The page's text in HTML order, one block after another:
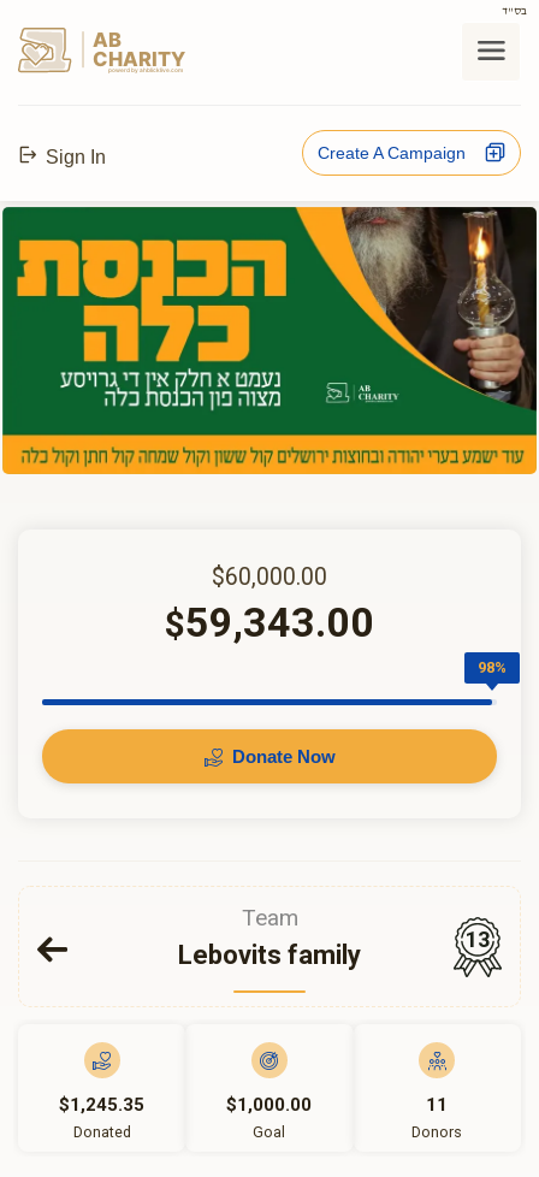
בס"ד
AB
CHARITY
powerd by ahblicklive.com
Sign In Create A Campaign
$60,000.00
$59,343.00
98%
Donate Now
Team
Lebovits family
13
$1,245.35
Donated
$1,000.00
Goal
11
Donors